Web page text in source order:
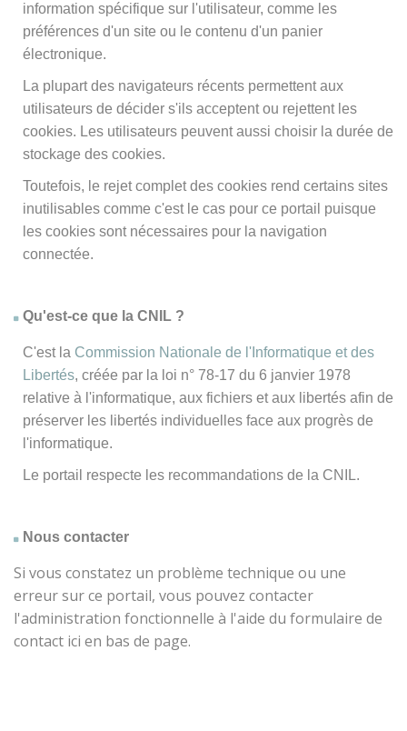
information spécifique sur l'utilisateur, comme les
préférences d'un site ou le contenu d'un panier
électronique.
La plupart des navigateurs récents permettent aux
utilisateurs de décider s'ils acceptent ou rejettent les
cookies. Les utilisateurs peuvent aussi choisir la durée de
stockage des cookies.
Toutefois, le rejet complet des cookies rend certains sites
inutilisables comme c'est le cas pour ce portail puisque
les cookies sont nécessaires pour la navigation
connectée.
Qu'est-ce que la CNIL ?
C'est la Commission Nationale de l'Informatique et des
Libertés, créée par la loi n° 78-17 du 6 janvier 1978
relative à l'informatique, aux fichiers et aux libertés afin de
préserver les libertés individuelles face aux progrès de
l'informatique.
Le portail respecte les recommandations de la CNIL.
Nous contacter
Si vous constatez un problème technique ou une
erreur sur ce portail, vous pouvez contacter
l'administration fonctionnelle à l'aide du formulaire de
contact ici en bas de page.